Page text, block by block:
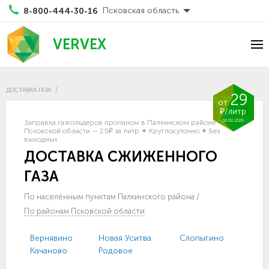
8-800-444-30-16 Псковская область
VERVEX
ДОСТАВКА ГАЗА
от29
₽/литр
08.08.2026
ДОСТАВКА СЖИЖЕННОГО
ГАЗА
Заправка газгольдеров пропаном в Палкинском районе
Псковской области — 29₽ за литр ✦ Круглосуточно ✦ Без
выходных
По населённым пунктам Палкинского района /
По районам Псковской области
Вернявино
Качаново
Новая Уситва
Родовое
Слопыгино